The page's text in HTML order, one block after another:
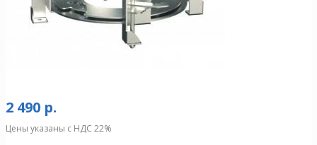
2 490 р.
Цены указаны с НДС 22%